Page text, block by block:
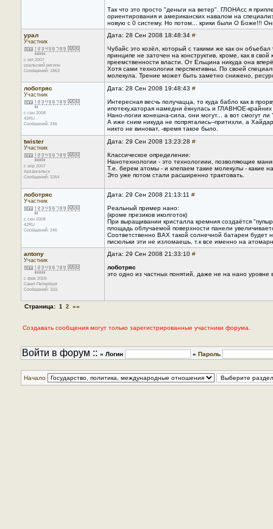
Так что это просто "деньги на ветер". ГЛОНАсс я
ориентирования и американских навалом на
новую с 0 систему. Но потом... крики были О Боже!!!
урал
Участник
с окт 2007
уральский регион
Сообщений: 1863
Дата: 28 Сен 2008 18:48:34 #
Чубайс это козёл, который с такими же как он
принципе не заточен на конструктив, кроме, как в
преемственности власти. От Ельцина никуда она
Хотя сами технологии перспективны. По своей
молекула. Трение может быть заметно снижено,
лоботряс
Участник
с сен 2008
42RU
Сообщений: 246
Дата: 28 Сен 2008 19:48:43 #
Интересная весчь получацца, то куда бабло как в
ипотеку,каторая намедни ёкнулась и ГЛАВНОЕ-
Нано-логии конешна-сила, они могут... а вот смогут ли
А иже сним никуда не попрятались--притихли, а
никто не виноват, -время такое было.
twister
Участник
с апр 2007
Архангельск
Сообщений: 3264
Дата: 29 Сен 2008 13:23:28 #
Классическое определение:
Нанотехнологии - это технологиии, позволяющие
Т.е. берем атомы - и клепаем такие молекулы - какие
Это уже потом стали расширенно трактовать.
лоботряс
Участник
с сен 2008
42RU
Сообщений: 246
Дата: 29 Сен 2008 21:13:11 #
Реальный пример нано:
(кроме презиков иколготок)
При выращивании кристалла кремния создаётся
площадь облучаемой поверхности панели
Соответственно ВАХ такой солнечной батареи
писюльки эти не изломаешь, т.к все именно на
antony
Участник
с фев 2005
Санкт-Петербург
Сообщений: 1111
Дата: 29 Сен 2008 21:33:10 #
лоботряс
это одно из частных понятий, даже не на нано
Страница: 1 2 »»
Создавать сообщения могут только зарегистрированные участники форума.
Войти в форум :: » Логин » Пароль
Начало